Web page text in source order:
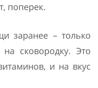
поперек.
заранее – только
сковородку. Это
и на вкус